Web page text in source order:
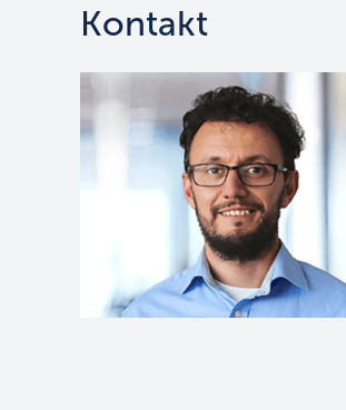
Kontakt